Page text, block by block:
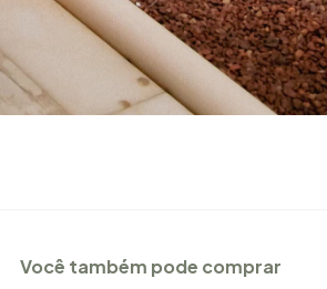
Você também pode comprar